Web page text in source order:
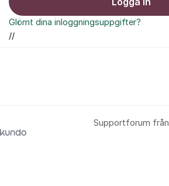
Glömt dina inloggningsuppgifter?
//
Supportforum från